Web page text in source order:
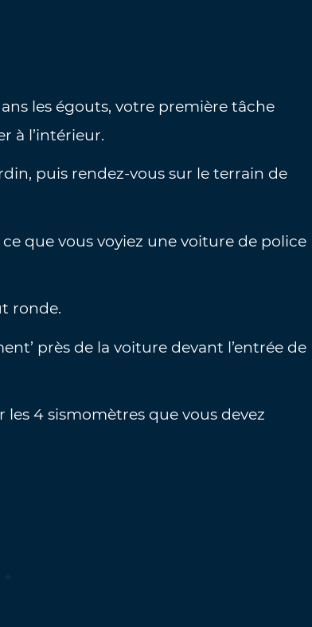
les égouts, votre première tâche
à l’intérieur.
puis rendez-vous sur le terrain de
que vous voyiez une voiture de police
ronde.
près de la voiture devant l’entrée de
4 sismomètres que vous devez